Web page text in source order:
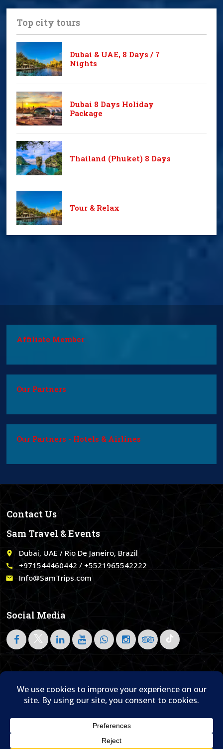
Top city tours
Dubai & UAE, 8 Days / 7
Nights
Dubai 8 Days Holiday
Package
Thailand (Phuket) 8 Days
Tour & Relax
Affiliate Member
Our Partners
Our Partners - Hotels & Airlines
Contact Us
Sam Travel & Events
place Dubai, UAE / Rio De Janeiro, Brazil
call +971544460442 / +5521965542222
email Info@SamTrips.com
Social Media
Follow on LinkedIn